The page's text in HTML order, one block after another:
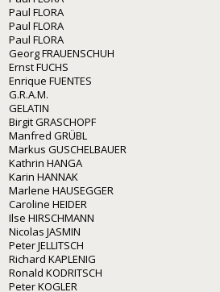
Paul FLORA
Paul FLORA
Paul FLORA
Georg FRAUENSCHUH
Ernst FUCHS
Enrique FUENTES
G.R.A.M.
GELATIN
Birgit GRASCHOPF
Manfred GRÜBL
Markus GUSCHELBAUER
Kathrin HANGA
Karin HANNAK
Marlene HAUSEGGER
Caroline HEIDER
Ilse HIRSCHMANN
Nicolas JASMIN
Peter JELLITSCH
Richard KAPLENIG
Ronald KODRITSCH
Peter KOGLER